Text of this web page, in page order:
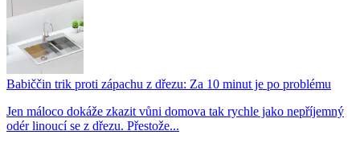
Babiččin trik proti zápachu z dřezu: Za 10 minut je po problému
Jen máloco dokáže zkazit vůni domova tak rychle jako nepříjemný
odér linoucí se z dřezu. Přestože...